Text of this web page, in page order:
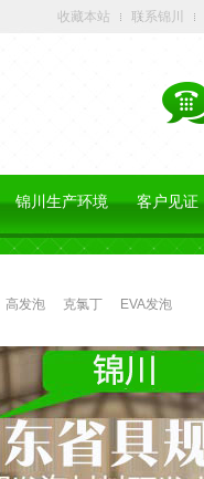
收藏本站 联系锦川
锦川生产环境 客户见证
高发泡 克氯丁 EVA发泡